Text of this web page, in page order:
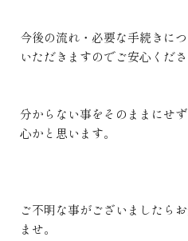
今後の流れ・必要な手続きに
いただきますのでご安心くださ
分からない事をそのままにせ
心かと思います。
ご不明な事がございましたら
ませ。